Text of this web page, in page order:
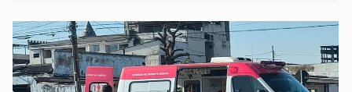
apreendido quando já estava dentro da sede da entidade
— em pleno ano eleitoral em Rondônia